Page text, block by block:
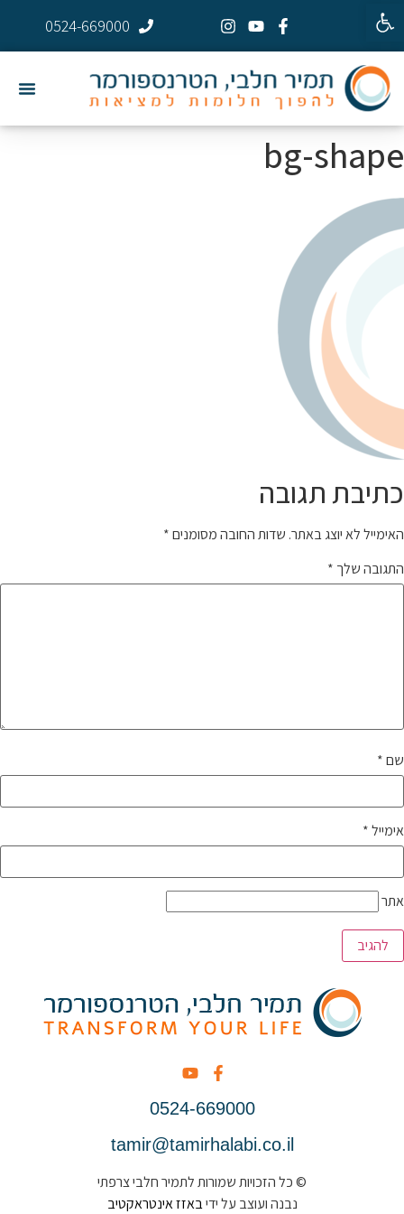
פתח סרגל נגישות
0524-669000
bg-shape
כתיבת תגובה
האימייל לא יוצג באתר. שדות החובה מסומנים*
התגובה שלך *
שם*
אימייל*
אתר
0524-669000
tamir@tamirhalabi.co.il
© כל הזכויות שמורות לתמיר חלבי צרפתי
נבנה ועוצב על ידיבאזז אינטראקטיב